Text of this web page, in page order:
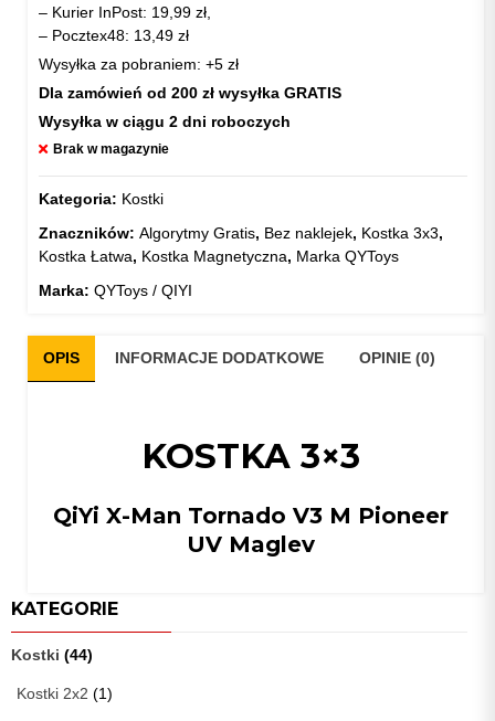
– Kurier InPost: 19,99 zł,
– Pocztex48: 13,49 zł
Wysyłka za pobraniem: +5 zł
Dla zamówień od 200 zł wysyłka GRATIS
Wysyłka w ciągu 2 dni roboczych
Brak w magazynie
Kategoria: Kostki
Znaczników: Algorytmy Gratis, Bez naklejek, Kostka 3x3,
Kostka Łatwa, Kostka Magnetyczna, Marka QYToys
Marka: QYToys / QIYI
OPIS INFORMACJE DODATKOWE OPINIE (0)
KOSTKA 3×3
QiYi X-Man Tornado V3 M Pioneer
UV Maglev
KATEGORIE
Kostki (44)
Kostki 2x2 (1)